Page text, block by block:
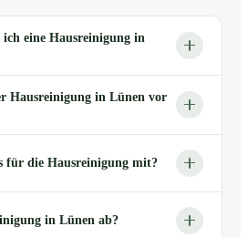
eine Hausreinigung in
Hausreinigung in Lünen vor
für die Hausreinigung mit?
in Lünen ab?